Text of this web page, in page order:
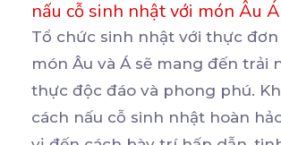
nấu cỗ sinh nhật với món Âu Á
Tổ chức sinh nhật với thực
món Âu và Á sẽ mang đến trải
thực độc đáo và phong phú.
cách nấu cỗ sinh nhật hoàn